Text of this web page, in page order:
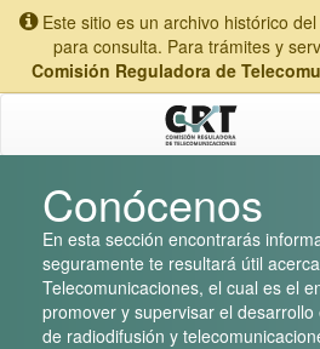
Este sitio es un archivo histórico
para consulta. Para trámites y
Comisión Reguladora de
Conócenos
En esta sección encontrarás
seguramente te resultará útil
Telecomunicaciones, el cual es el
promover y supervisar el
de radiodifusión y